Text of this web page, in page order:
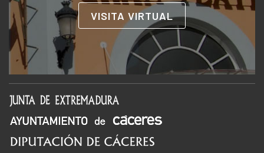
VISITA VIRTUAL